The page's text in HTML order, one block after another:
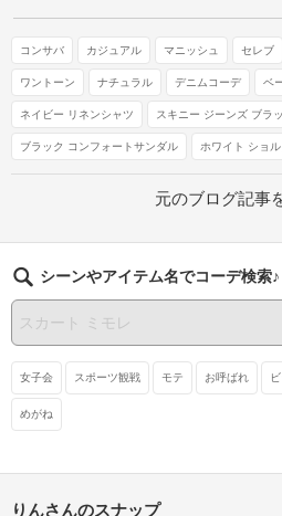
コンサバ カジュアル マニッシュ セレブ
ワントーン ナチュラル デニムコーデ ベ
ネイビー リネンシャツ スキニー ジーンズ ブラ
ブラック コンフォートサンダル ホワイト ショ
元のブログ記事
シーンやアイテム名でコーデ検索♪
女子会 スポーツ観戦 モテ お呼ばれ
めがね
りんさんのスナップ